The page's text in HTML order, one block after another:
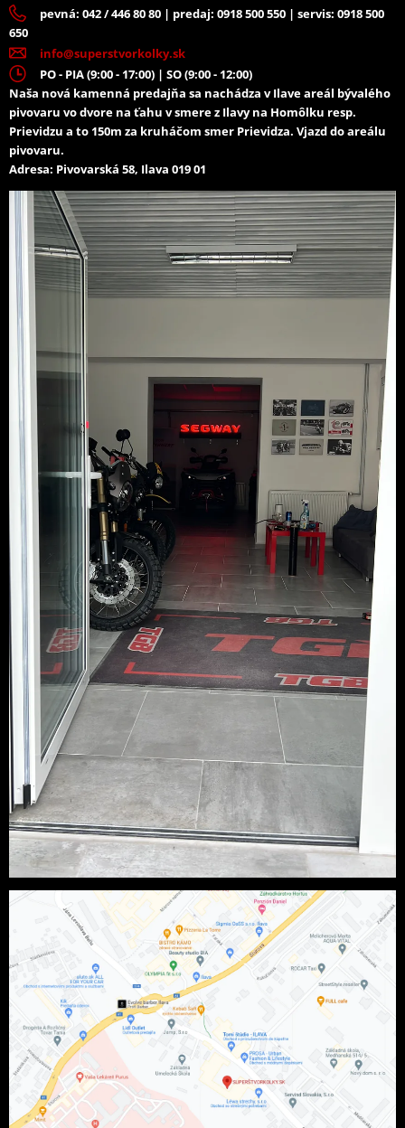
pevná: 042 / 446 80 80 | predaj: 0918 500 550 | servis: 0918 500
650
info@superstvorkolky.sk
PO - PIA (9:00 - 17:00) | SO (9:00 - 12:00)
Naša nová kamenná predajňa sa nachádza v Ilave areál bývalého
pivovaru vo dvore na ťahu v smere z Ilavy na Homôlku resp.
Prievidzu a to 150m za kruháčom smer Prievidza. Vjazd do areálu
pivovaru.
Adresa: Pivovarská 58, Ilava 019 01